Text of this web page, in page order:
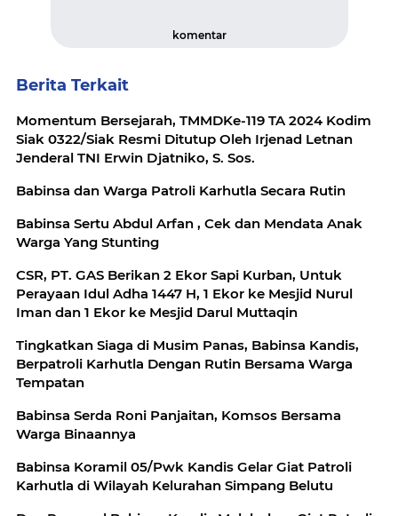
komentar
Berita Terkait
Momentum Bersejarah, TMMDKe-119 TA 2024 Kodim
Siak 0322/Siak Resmi Ditutup Oleh Irjenad Letnan
Jenderal TNI Erwin Djatniko, S. Sos.
Babinsa dan Warga Patroli Karhutla Secara Rutin
Babinsa Sertu Abdul Arfan , Cek dan Mendata Anak
Warga Yang Stunting
CSR, PT. GAS Berikan 2 Ekor Sapi Kurban, Untuk
Perayaan Idul Adha 1447 H, 1 Ekor ke Mesjid Nurul
Iman dan 1 Ekor ke Mesjid Darul Muttaqin
Tingkatkan Siaga di Musim Panas, Babinsa Kandis,
Berpatroli Karhutla Dengan Rutin Bersama Warga
Tempatan
Babinsa Serda Roni Panjaitan, Komsos Bersama
Warga Binaannya
Babinsa Koramil 05/Pwk Kandis Gelar Giat Patroli
Karhutla di Wilayah Kelurahan Simpang Belutu